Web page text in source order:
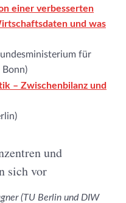
einer verbesserten
und was
für
Bonn)
– Zwischenbilanz und
und
sich vor
(TU Berlin und DIW